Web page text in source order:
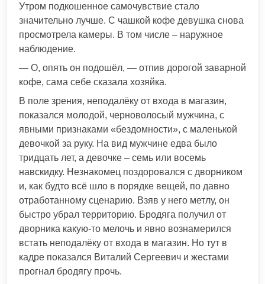
Утром подкошенное самочувствие стало
значительно лучше. С чашкой кофе девушка снова
просмотрела камеры. В том числе – наружное
наблюдение.
— О, опять он подошёл, — отпив дорогой заварной
кофе, сама себе сказала хозяйка.
В поле зрения, неподалёку от входа в магазин,
показался молодой, черноволосый мужчина, с
явными признаками «бездомности», с маленькой
девочкой за руку. На вид мужчине едва было
тридцать лет, а девочке – семь или восемь
навскидку. Незнакомец поздоровался с дворником
и, как будто всё шло в порядке вещей, по давно
отработанному сценарию. Взяв у него метлу, он
быстро убрал территорию. Бродяга получил от
дворника какую-то мелочь и явно вознамерился
встать неподалёку от входа в магазин. Но тут в
кадре показался Виталий Сергеевич и жестами
прогнал бродягу прочь.